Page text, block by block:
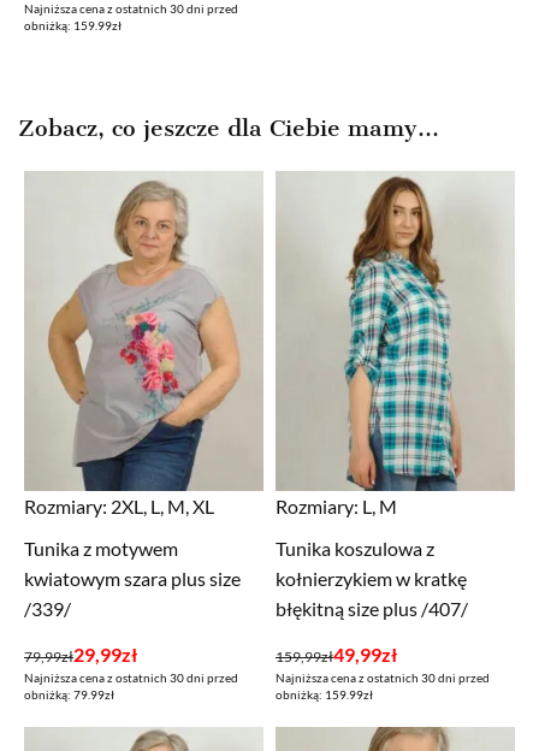
cena
cena
Najniższa cena z ostatnich 30 dni przed
obniżką: 159.99zł
Zobacz, co jeszcze dla Ciebie mamy...
Rozmiary: 2XL, L, M, XL
Tunika z motywem
kwiatowym szara plus size
/339/
79,99zł
Pierwotna
cena
29,99zł
Aktualna
cena
Najniższa cena z ostatnich 30 dni przed
obniżką: 79.99zł
Rozmiary: L, M
Tunika koszulowa z
kołnierzykiem w kratkę
błękitną size plus /407/
159,99zł
Pierwotna
cena
49,99zł
Aktualna
cena
Najniższa cena z ostatnich 30 dni przed
obniżką: 159.99zł